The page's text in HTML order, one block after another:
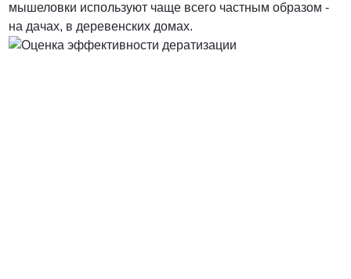
мышеловки используют чаще всего частным образом -
на дачах, в деревенских домах.